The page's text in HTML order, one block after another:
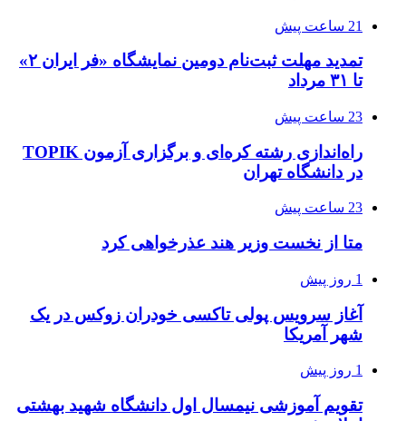
21 ساعت پیش
تمدید مهلت ثبت‌نام دومین نمایشگاه «فر ایران ۲»
تا ۳۱ مرداد
23 ساعت پیش
راه‌اندازی رشته کره‌ای و برگزاری آزمون TOPIK
در دانشگاه تهران
23 ساعت پیش
متا از نخست وزیر هند عذرخواهی کرد
1 روز پیش
آغاز سرویس پولی تاکسی خودران زوکس در یک
شهر آمریکا
1 روز پیش
تقویم آموزشی نیمسال اول دانشگاه شهید بهشتی